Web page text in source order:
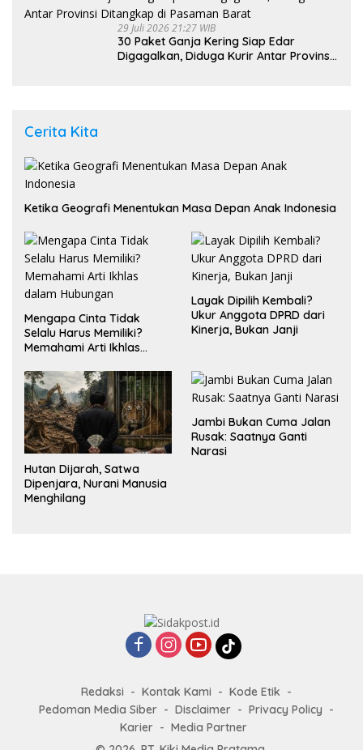
29 Juli 2026 21:27 WIB
30 Paket Ganja Kering Siap Edar
Digagalkan, Diduga Kurir Antar Provinsi
Cerita Kita
Ketika Geografi Menentukan Masa Depan Anak Indonesia
Mengapa Cinta Tidak
Selalu Harus Memiliki?
Memahami Arti Ikhlas
Layak Dipilih Kembali?
Ukur Anggota DPRD dari
Kinerja, Bukan Janji
Hutan Dijarah, Satwa
Dipenjara, Nurani Manusia
Menghilang
Jambi Bukan Cuma Jalan
Rusak: Saatnya Ganti
Narasi
Redaksi Kontak Kami
Kode Etik
Pedoman Media Siber
Disclaimer
Privacy Policy
Karier
Media Partner